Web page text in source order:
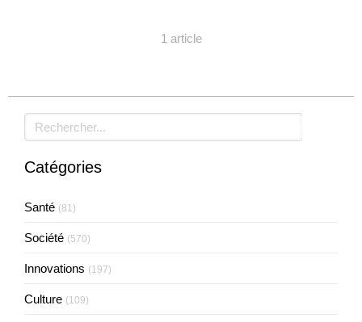
1 article
Rechercher
Catégories
Santé (81)
Société (570)
Innovations (197)
Culture (109)